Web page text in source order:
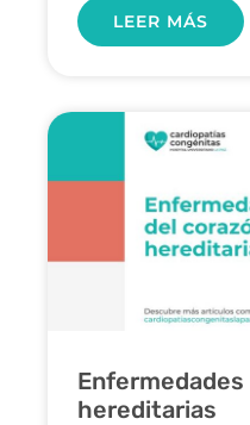
LEER MÁS
hereditarias